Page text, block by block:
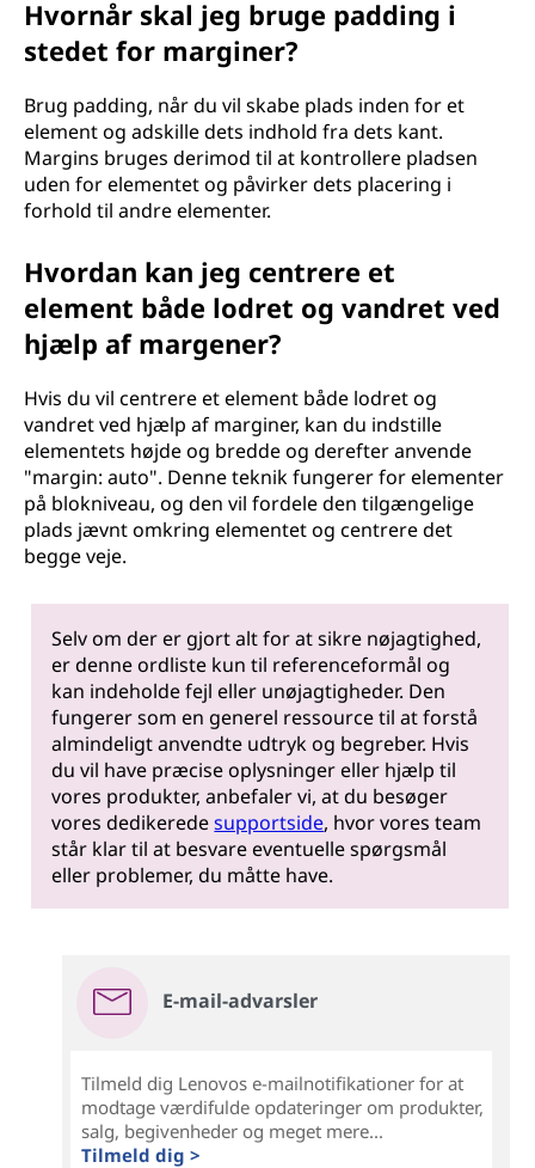
Hvornår skal jeg bruge padding i
stedet for marginer?
Brug padding, når du vil skabe plads inden for et
element og adskille dets indhold fra dets kant.
Margins bruges derimod til at kontrollere pladsen
uden for elementet og påvirker dets placering i
forhold til andre elementer.
Hvordan kan jeg centrere et
element både lodret og vandret ved
hjælp af margener?
Hvis du vil centrere et element både lodret og
vandret ved hjælp af marginer, kan du indstille
elementets højde og bredde og derefter anvende
"margin: auto". Denne teknik fungerer for elementer
på blokniveau, og den vil fordele den tilgængelige
plads jævnt omkring elementet og centrere det
begge veje.
Selv om der er gjort alt for at sikre nøjagtighed,
er denne ordliste kun til referenceformål og
kan indeholde fejl eller unøjagtigheder. Den
fungerer som en generel ressource til at forstå
almindeligt anvendte udtryk og begreber. Hvis
du vil have præcise oplysninger eller hjælp til
vores produkter, anbefaler vi, at du besøger
vores dedikeredesupportside, hvor vores team
står klar til at besvare eventuelle spørgsmål
eller problemer, du måtte have.
E-mail-advarsler
Tilmeld dig Lenovos e-mailnotifikationer for at
modtage værdifulde opdateringer om produkter,
salg, begivenheder og meget mere...
Tilmeld dig >